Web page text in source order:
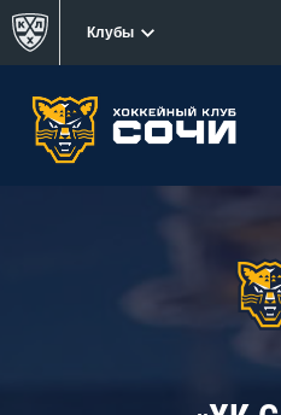
Клубы